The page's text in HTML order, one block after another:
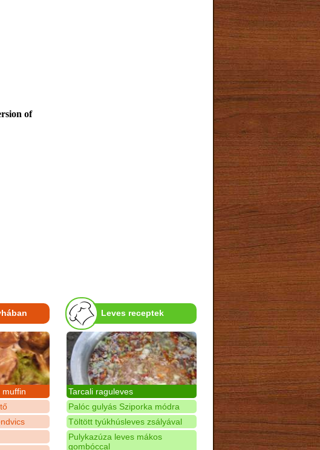
of
muffin
Leves receptek
Tarcali raguleves
Palóc gulyás Sziporka módra
Töltött tyúkhúsleves zsályával
Pulykazúza leves mákos
gombóccal